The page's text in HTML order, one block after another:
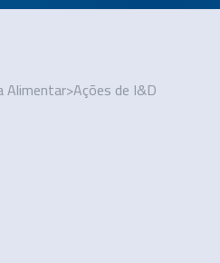
Alimentar>Ações de I&D